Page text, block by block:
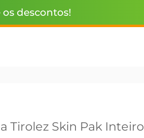
os descontos!
Tirolez Skin Pak Inteiro